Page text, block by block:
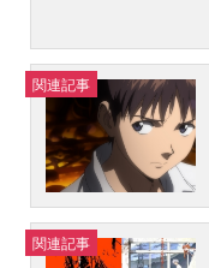
関連記事
関連記事